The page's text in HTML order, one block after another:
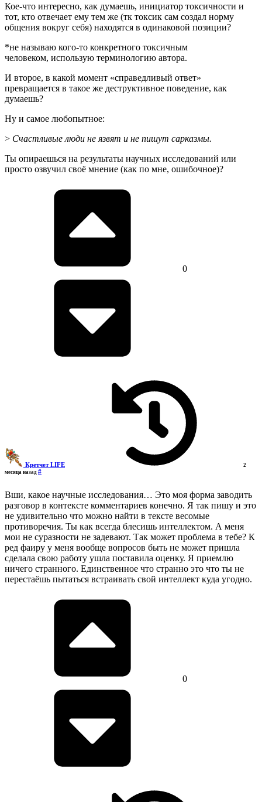
Кое-что интересно, как думаешь, инициатор токсичности и
тот, кто отвечает ему тем же (тк токсик сам создал норму
общения вокруг себя) находятся в одинаковой позиции?
*не называю кого-то конкретного токсичным
человеком, использую терминологию автора.
И второе, в какой момент «справедливый ответ»
превращается в такое же деструктивное поведение, как
думаешь?
Ну и самое любопытное:
> Счастливые люди не язвят и не пишут сарказмы.
Ты опираешься на результаты научных исследований или
просто озвучил своё мнение (как по мне, ошибочное)?
0
Кретчет LIFE
2
месяца назад #
Вши, какое научные исследования… Это моя форма заводить
разговор в контексте комментариев конечно. Я так пишу и это
не удивительно что можно найти в тексте весомые
противоречия. Ты как всегда блесишь интеллектом. А меня
мои не суразности не задевают. Так может проблема в тебе? К
ред фаиру у меня вообще вопросов быть не может пришла
сделала свою работу ушла поставила оценку. Я приемлю
ничего странного. Единственное что странно это что ты не
перестаёшь пытаться встраивать свой интеллект куда угодно.
0